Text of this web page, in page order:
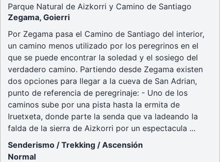
Parque Natural de Aizkorri y Camino de Santiago
Zegama, Goierri
Por Zegama pasa el Camino de Santiago del interior,
un camino menos utilizado por los peregrinos en el
que se puede encontrar la soledad y el sosiego del
verdadero camino. Partiendo desde Zegama existen
dos opciones para llegar a la cueva de San Adrian,
punto de referencia de peregrinaje: - Uno de los
caminos sube por una pista hasta la ermita de
Iruetxeta, donde parte la senda que va ladeando la
falda de la sierra de Aizkorri por un espectacula ...
Senderismo / Trekking / Ascensión
Normal